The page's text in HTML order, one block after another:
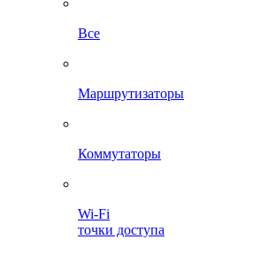
Все
Маршрутизаторы
Коммутаторы
Wi-Fi
точки доступа